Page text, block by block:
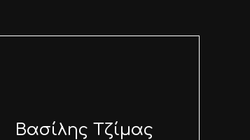
Βασίλης Τζίμας